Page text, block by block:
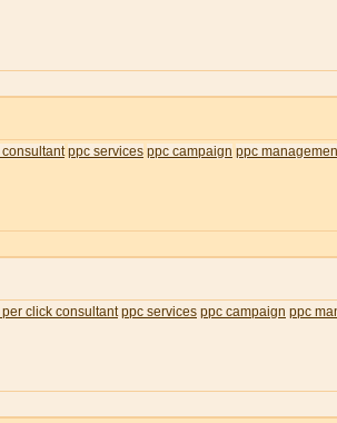
ppc services ppc campaign ppc
click consultant ppc services ppc campaign ppc